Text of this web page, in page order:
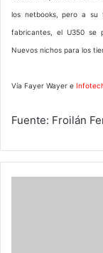
los netbooks, pero a su
fabricantes, el U350 se
Nuevos nichos para los
Vía Fayer Wayer e
Fuente: Froilán